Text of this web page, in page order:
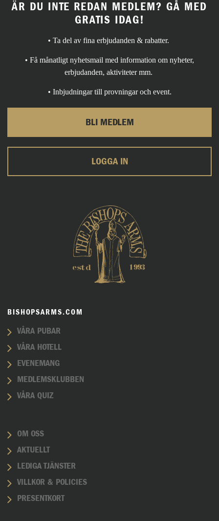
ÄR DU INTE REDAN MEDLEM? GÅ MED
GRATIS IDAG!
• Ta del av fina erbjudanden & rabatter.
• Få månatligt nyhetsmail med information om nyheter,
erbjudanden, aktiviteter mm.
• Inbjudningar till provningar och event.
BLI MEDLEM
LOGGA IN
BISHOPSARMS.COM
VÅRA PUBAR
VÅRA HOTELL
EVENEMANG
MEDLEMSKLUBBEN
VÅRA QUIZ
OM OSS
AKTUELLT
LEDIGA TJÄNSTER
VILLKOR & POLICIES
PRESENTKORT